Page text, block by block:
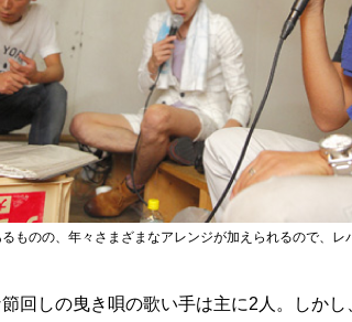
ものの、年々さまざまなアレンジが加えられるので、レ
回しの曳き唄の歌い手は主に2人。しか